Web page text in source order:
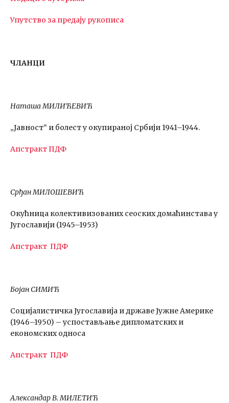
Упутство за предају рукописа
ЧЛАНЦИ
Наташа МИЛИЋЕВИЋ
„Јавност“ и болест у окупираној Србији 1941–1944.
АпстрактПДФ
Срђан МИЛОШЕВИЋ
Окућница колективизованих сеоских домаћинстава у
Југославији (1945–1953)
Апстракт ПДФ
Бојан СИМИЋ
Социјалистичка Jугославија и државе Jужне Aмерике
(1946–1950) – успостављање дипломатских и
економских односа
Апстракт ПДФ
Александар В. МИЛЕТИЋ